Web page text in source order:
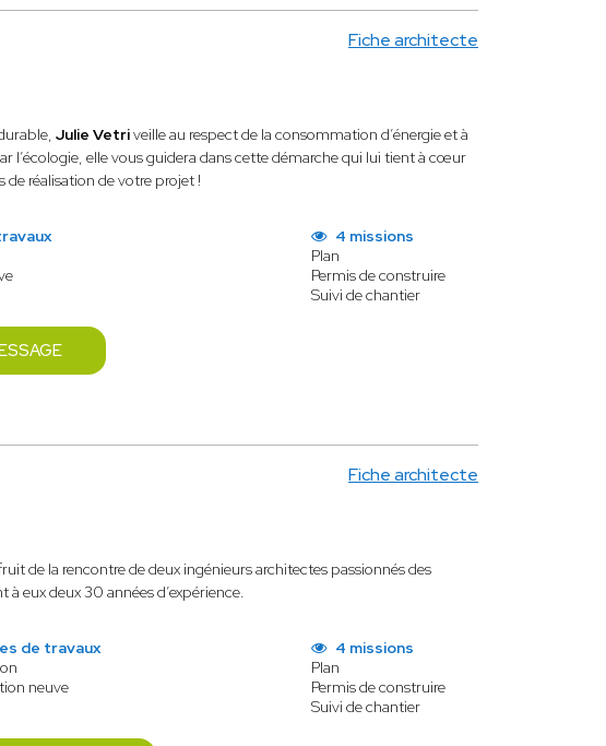
Fiche architecte
Julie Vetriveille au respect de la consommation d’énergie et à
l’écologie, elle vous guidera dans cette démarche qui lui tient à cœur
réalisation de votre projet !
4 missions
Plan
Permis de construire
Suivi de chantier
Fiche architecte
de la rencontre de deux ingénieurs architectes passionnés des
eux deux 30 années d’expérience.
de travaux
neuve
4 missions
Plan
Permis de construire
Suivi de chantier